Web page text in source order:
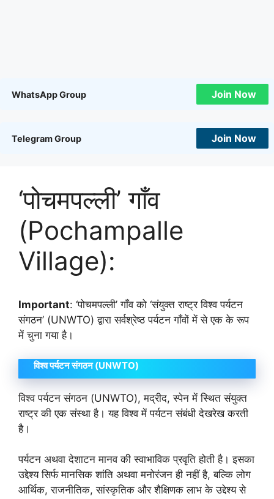
WhatsApp Group Join Now
Telegram Group Join Now
‘पोचमपल्ली’ गाँव
(Pochampalle
Village):
Important: ‘पोचमपल्ली’ गाँव को ‘संयुक्त राष्ट्र विश्व पर्यटन
संगठन’ (UNWTO) द्वारा सर्वश्रेष्ठ पर्यटन गाँवों में से एक के रूप
में चुना गया है।
विश्व पर्यटन संगठन (UNWTO)
विश्व पर्यटन संगठन (UNWTO), मद्रीद, स्पेन में स्थित संयुक्त
राष्ट्र की एक संस्था है। यह विश्व में पर्यटन संबंधी देखरेख करती
है।
पर्यटन अथवा देशाटन मानव की स्वाभाविक प्रवृति होती है। इसका
उद्देश्य सिर्फ मानसिक शांति अथवा मनोरंजन ही नहीं है, बल्कि लोग
आर्थिक, राजनीतिक, सांस्कृतिक और शैक्षिणक लाभ के उद्देश्य से